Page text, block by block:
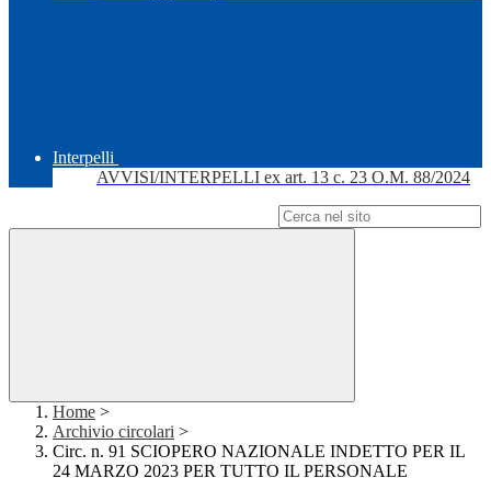
Interpelli
AVVISI/INTERPELLI ex art. 13 c. 23 O.M. 88/2024
Home >
Archivio circolari >
Circ. n. 91 SCIOPERO NAZIONALE INDETTO PER IL
24 MARZO 2023 PER TUTTO IL PERSONALE